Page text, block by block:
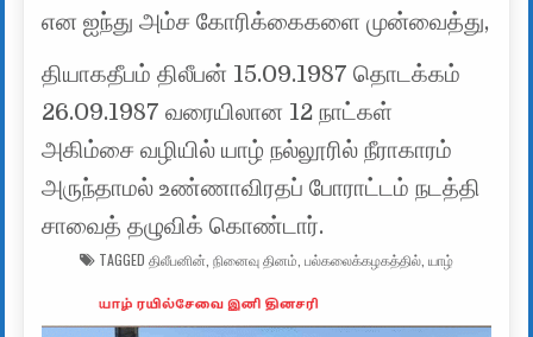
என ஐந்து அம்ச கோரிக்கைகளை முன்வைத்து,
தியாகதீபம் திலீபன் 15.09.1987 தொடக்கம்
26.09.1987 வரையிலான 12 நாட்கள்
அகிம்சை வழியில் யாழ் நல்லூரில் நீராகாரம்
அருந்தாமல் உண்ணாவிரதப் போராட்டம் நடத்தி
சாவைத் தழுவிக் கொண்டார்.
TAGGED திலீபனின் நினைவு தினம் பல்கலைக்கழகத்தில் யாழ்